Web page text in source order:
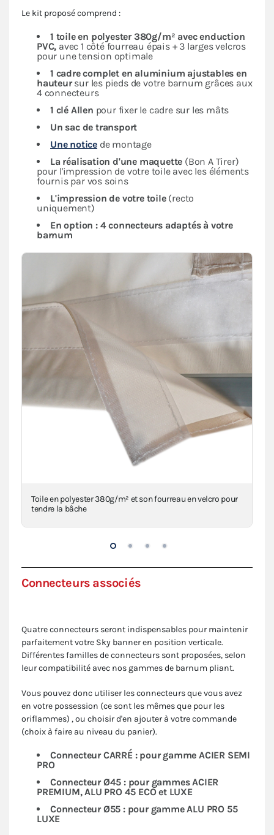
vent supérieur à 30km/h.
Avertissement : Deux personnes sont requises pour le
montage de cette bannière publicitaire sur un
barnum pliant.
Le kit proposé comprend :
1 toile en polyester 380g/m² avec enduction
PVC, avec 1 côté fourreau épais + 3 larges velcros
pour une tension optimale
1 cadre complet en aluminium ajustables en
hauteursur les pieds de votre barnum grâces aux
4 connecteurs
1 clé Allen pour fixer le cadre sur les mâts
Un sac de transport
Une notice de montage
La réalisation d'une maquette (Bon A Tirer)
pour l'impression de votre toile avec les éléments
fournis par vos soins
L'impression de votre toile(recto
uniquement)
En option : 4 connecteurs adaptés à votre
barnum
Toile en polyester 380g/m² et son fourreau en velcro pour
tendre la bâche
Connecteurs associés
Quatre connecteurs seront indispensables pour maintenir
parfaitement votre Sky banner en position verticale.
Différentes familles de connecteurs sont proposées, selon
leur compatibilité avec nos gammes de barnum pliant.
Vous pouvez donc utiliser les connecteurs que vous avez
en votre possession (ce sont les mêmes que pour les
oriflammes) , ou choisir d'en ajouter à votre commande
(choix à faire au niveau du panier).
Connecteur CARRÉ : pour gamme ACIER SEMI
PRO
Connecteur Ø45 : pour gammes ACIER
PREMIUM, ALU PRO 45 ECO et LUXE
Connecteur Ø55 : pour gamme ALU PRO 55
LUXE